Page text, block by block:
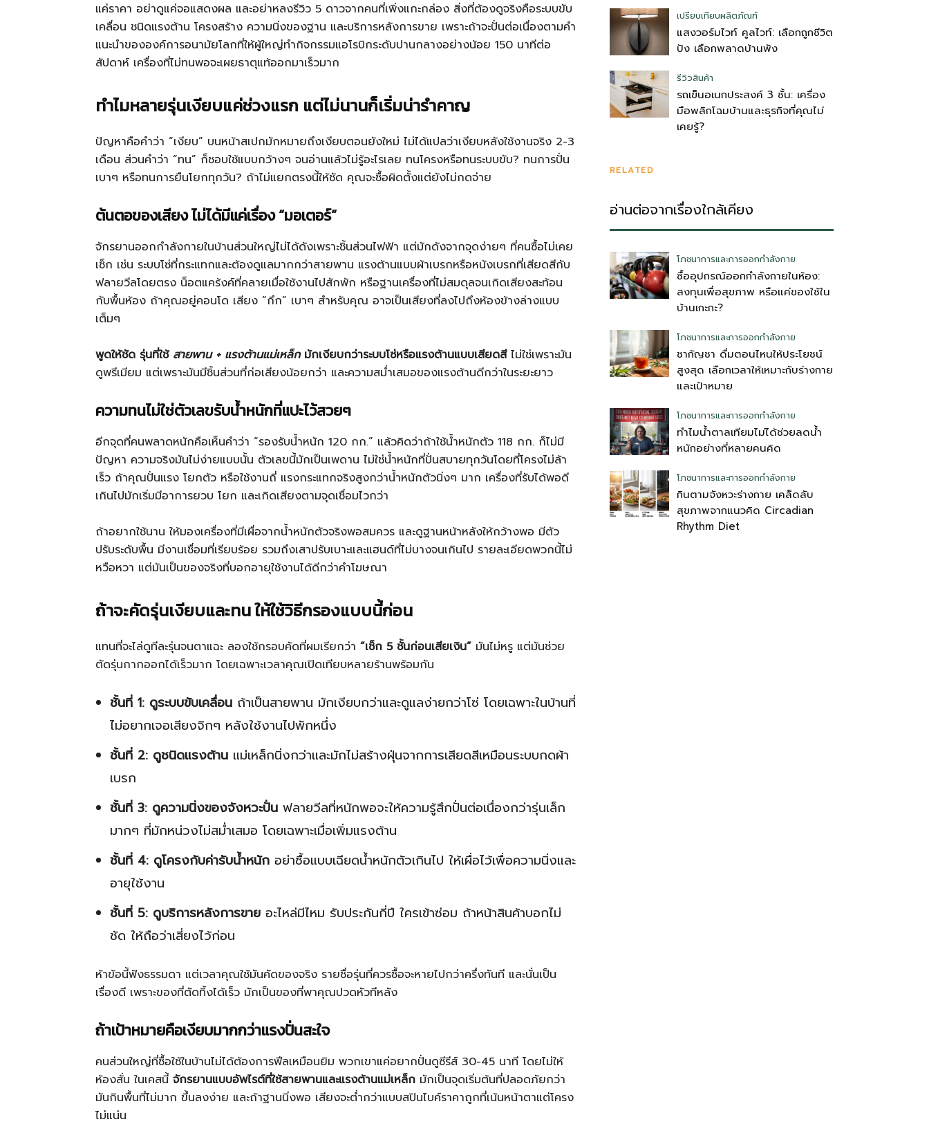
สบาย(ดอท)คอม
แค่ราคา อย่าดูแค่จอแสดงผล และอย่าหลงรีวิว 5 ดาวจากคนที่เพิ่งแกะกล่อง สิ่งที่ต้องดูจริงคือระบบขับ
เคลื่อน ชนิดแรงต้าน โครงสร้าง ความนิ่งของฐาน และบริการหลังการขาย เพราะถ้าจะปั่นต่อเนื่องตามคำ
แนะนำขององค์การอนามัยโลกที่ให้ผู้ใหญ่ทำกิจกรรมแอโรบิกระดับปานกลางอย่างน้อย 150 นาทีต่อ
สัปดาห์ เครื่องที่ไม่ทนพอจะเผยธาตุแท้ออกมาเร็วมาก
ทำไมหลายรุ่นเงียบแค่ช่วงแรก แต่ไม่นานก็เริ่มน่ารำคาญ
ปัญหาคือคำว่า “เงียบ” บนหน้าสเปกมักหมายถึงเงียบตอนยังใหม่ ไม่ได้แปลว่าเงียบหลังใช้งานจริง 2-3
เดือน ส่วนคำว่า “ทน” ก็ชอบใช้แบบกว้างๆ จนอ่านแล้วไม่รู้อะไรเลย ทนโครงหรือทนระบบขับ? ทนการปั่น
เบาๆ หรือทนการยืนโยกทุกวัน? ถ้าไม่แยกตรงนี้ให้ชัด คุณจะซื้อผิดตั้งแต่ยังไม่กดจ่าย
ต้นตอของเสียง ไม่ได้มีแค่เรื่อง “มอเตอร์”
จักรยานออกกำลังกายในบ้านส่วนใหญ่ไม่ได้ดังเพราะชิ้นส่วนไฟฟ้า แต่มักดังจากจุดง่ายๆ ที่คนซื้อไม่เคย
เช็ก เช่น ระบบโซ่ที่กระแทกและต้องดูแลมากกว่าสายพาน แรงต้านแบบผ้าเบรกหรือหนังเบรกที่เสียดสีกับ
ฟลายวีลโดยตรง น็อตแคร้งค์ที่คลายเมื่อใช้งานไปสักพัก หรือฐานเครื่องที่ไม่สมดุลจนเกิดเสียงสะท้อน
กับพื้นห้อง ถ้าคุณอยู่คอนโด เสียง “กึก” เบาๆ สำหรับคุณ อาจเป็นเสียงที่ลงไปถึงห้องข้างล่างแบบ
เต็มๆ
พูดให้ชัด รุ่นที่ใช้ สายพาน + แรงต้านแม่เหล็กมักเงียบกว่าระบบโซ่หรือแรงต้านแบบเสียดสีไม่ใช่เพราะมัน
ดูพรีเมียม แต่เพราะมันมีชิ้นส่วนที่ก่อเสียงน้อยกว่า และความสม่ำเสมอของแรงต้านดีกว่าในระยะยาว
ความทนไม่ใช่ตัวเลขรับน้ำหนักที่แปะไว้สวยๆ
อีกจุดที่คนพลาดหนักคือเห็นคำว่า “รองรับน้ำหนัก 120 กก.” แล้วคิดว่าถ้าใช้น้ำหนักตัว 118 กก. ก็ไม่มี
ปัญหา ความจริงมันไม่ง่ายแบบนั้น ตัวเลขนี้มักเป็นเพดาน ไม่ใช่น้ำหนักที่ปั่นสบายทุกวันโดยที่โครงไม่ล้า
เร็ว ถ้าคุณปั่นแรง โยกตัว หรือใช้งานถี่ แรงกระแทกจริงสูงกว่าน้ำหนักตัวนิ่งๆ มาก เครื่องที่รับได้พอดี
เกินไปมักเริ่มมีอาการยวบ โยก และเกิดเสียงตามจุดเชื่อมไวกว่า
ถ้าอยากใช้นาน ให้มองเครื่องที่มีเผื่อจากน้ำหนักตัวจริงพอสมควร และดูฐานหน้าหลังให้กว้างพอ มีตัว
ปรับระดับพื้น มีงานเชื่อมที่เรียบร้อย รวมถึงเสาปรับเบาะและแฮนด์ที่ไม่บางจนเกินไป รายละเอียดพวกนี้ไม่
หวือหวา แต่มันเป็นของจริงที่บอกอายุใช้งานได้ดีกว่าคำโฆษณา
ถ้าจะคัดรุ่นเงียบและทน ให้ใช้วิธีกรองแบบนี้ก่อน
แทนที่จะไล่ดูทีละรุ่นจนตาแฉะ ลองใช้กรอบคัดที่ผมเรียกว่า “เช็ก 5 ชั้นก่อนเสียเงิน” มันไม่หรู แต่มันช่วย
ตัดรุ่นกากออกได้เร็วมาก โดยเฉพาะเวลาคุณเปิดเทียบหลายร้านพร้อมกัน
ชั้นที่ 1: ดูระบบขับเคลื่อน ถ้าเป็นสายพาน มักเงียบกว่าและดูแลง่ายกว่าโซ่ โดยเฉพาะในบ้านที่
ไม่อยากเจอเสียงจิกๆ หลังใช้งานไปพักหนึ่ง
ชั้นที่ 2: ดูชนิดแรงต้าน แม่เหล็กนิ่งกว่าและมักไม่สร้างฝุ่นจากการเสียดสีเหมือนระบบกดผ้า
เบรก
ชั้นที่ 3: ดูความนิ่งของจังหวะปั่น ฟลายวีลที่หนักพอจะให้ความรู้สึกปั่นต่อเนื่องกว่ารุ่นเล็ก
มากๆ ที่มักหน่วงไม่สม่ำเสมอ โดยเฉพาะเมื่อเพิ่มแรงต้าน
ชั้นที่ 4: ดูโครงกับค่ารับน้ำหนัก อย่าซื้อแบบเฉียดน้ำหนักตัวเกินไป ให้เผื่อไว้เพื่อความนิ่งและ
อายุใช้งาน
ชั้นที่ 5: ดูบริการหลังการขาย อะไหล่มีไหม รับประกันกี่ปี ใครเข้าซ่อม ถ้าหน้าสินค้าบอกไม่
ชัด ให้ถือว่าเสี่ยงไว้ก่อน
ห้าข้อนี้ฟังธรรมดา แต่เวลาคุณใช้มันคัดของจริง รายชื่อรุ่นที่ควรซื้อจะหายไปกว่าครึ่งทันที และนั่นเป็น
เรื่องดี เพราะของที่ตัดทิ้งได้เร็ว มักเป็นของที่พาคุณปวดหัวทีหลัง
ถ้าเป้าหมายคือเงียบมากกว่าแรงปั่นสะใจ
คนส่วนใหญ่ที่ซื้อใช้ในบ้านไม่ได้ต้องการฟีลเหมือนยิม พวกเขาแค่อยากปั่นดูซีรีส์ 30-45 นาที โดยไม่ให้
ห้องสั่น ในเคสนี้ จักรยานแบบอัพไรต์ที่ใช้สายพานและแรงต้านแม่เหล็ก มักเป็นจุดเริ่มต้นที่ปลอดภัยกว่า
มันกินพื้นที่ไม่มาก ขึ้นลงง่าย และถ้าฐานนิ่งพอ เสียงจะต่ำกว่าแบบสปินไบค์ราคาถูกที่เน้นหน้าตาแต่โครง
ไม่แน่น
เปรียบเทียบผลิตภัณฑ์
แสงวอร์มไวท์ คูลไวท์: เลือกถูกชีวิต
ปัง เลือกพลาดบ้านพัง
รีวิวสินค้า
รถเข็นอเนกประสงค์ 3 ชั้น: เครื่อง
มือพลิกโฉมบ้านและธุรกิจที่คุณไม่
เคยรู้?
RELATED
อ่านต่อจากเรื่องใกล้เคียง
โภชนาการและการออกกำลังกาย
ซื้ออุปกรณ์ออกกำลังกายในห้อง:
ลงทุนเพื่อสุขภาพ หรือแค่ของใช้ใน
บ้านเกะกะ?
โภชนาการและการออกกำลังกาย
ชากัญชา ดื่มตอนไหนให้ประโยชน์
สูงสุด เลือกเวลาให้เหมาะกับร่างกาย
และเป้าหมาย
โภชนาการและการออกกำลังกาย
ทำไมน้ำตาลเทียมไม่ได้ช่วยลดน้ำ
หนักอย่างที่หลายคนคิด
โภชนาการและการออกกำลังกาย
กินตามจังหวะร่างกาย เคล็ดลับ
สุขภาพจากแนวคิด Circadian
Rhythm Diet